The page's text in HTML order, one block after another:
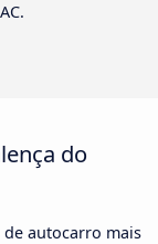
do
autocarro mais